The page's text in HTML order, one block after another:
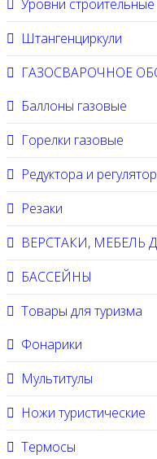
Уровни строительные
Штангенциркули
ГАЗОСВАРОЧНОЕ
Баллоны газовые
Горелки газовые
Редуктора и
Резаки
ВЕРСТАКИ, МЕБЕЛЬ
БАССЕЙНЫ
Товары для туризма
Фонарики
Мультитулы
Ножи туристические
Термосы